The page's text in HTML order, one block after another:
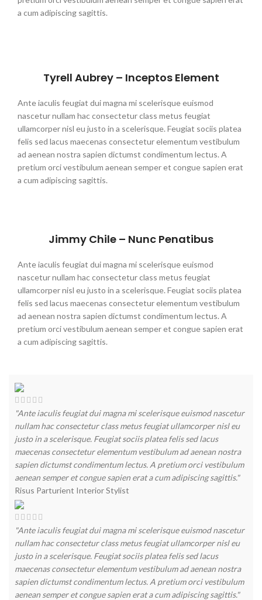
a cum adipiscing sagittis.
Tyrell Aubrey – Inceptos Element
Ante iaculis feugiat dui magna mi scelerisque euismod
nascetur nullam hac consectetur class metus feugiat
ullamcorper nisl eu justo in a scelerisque. Feugiat sociis platea
felis sed lacus maecenas consectetur elementum vestibulum
ad aenean nostra sapien dictumst condimentum lectus. A
pretium orci vestibulum aenean semper et congue sapien erat
a cum adipiscing sagittis.
Jimmy Chile – Nunc Penatibus
Ante iaculis feugiat dui magna mi scelerisque euismod
nascetur nullam hac consectetur class metus feugiat
ullamcorper nisl eu justo in a scelerisque. Feugiat sociis platea
felis sed lacus maecenas consectetur elementum vestibulum
ad aenean nostra sapien dictumst condimentum lectus. A
pretium orci vestibulum aenean semper et congue sapien erat
a cum adipiscing sagittis.
"Ante iaculis feugiat dui magna mi scelerisque euismod nascetur
nullam hac consectetur class metus feugiat ullamcorper nisl eu
justo in a scelerisque. Feugiat sociis platea felis sed lacus
maecenas consectetur elementum vestibulum ad aenean nostra
sapien dictumst condimentum lectus. A pretium orci vestibulum
aenean semper et congue sapien erat a cum adipiscing sagittis."
Risus Parturient Interior Stylist
"Ante iaculis feugiat dui magna mi scelerisque euismod nascetur
nullam hac consectetur class metus feugiat ullamcorper nisl eu
justo in a scelerisque. Feugiat sociis platea felis sed lacus
maecenas consectetur elementum vestibulum ad aenean nostra
sapien dictumst condimentum lectus. A pretium orci vestibulum
aenean semper et congue sapien erat a cum adipiscing sagittis."